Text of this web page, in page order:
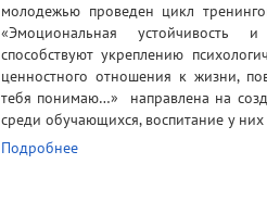
молодежью проведен цикл
«Эмоциональная устойчивость
способствуют укреплению
ценностного отношения к жизни,
тебя понимаю…» направлена на
среди обучающихся, воспитание у
Подробнее